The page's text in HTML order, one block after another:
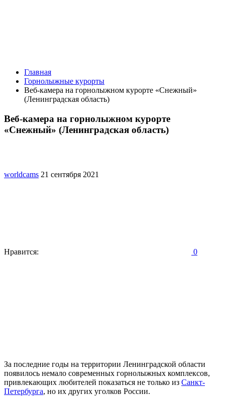
Главная
Горнолыжные курорты
Веб-камера на горнолыжном курорте «Снежный»
(Ленинградская область)
Веб-камера на горнолыжном курорте
«Снежный» (Ленинградская область)
worldcams 21 сентября 2021
Нравится: 0
За последние годы на территории Ленинградской области
появилось немало современных горнолыжных комплексов,
привлекающих любителей показаться не только из Санкт-
Петербурга, но их других уголков России.